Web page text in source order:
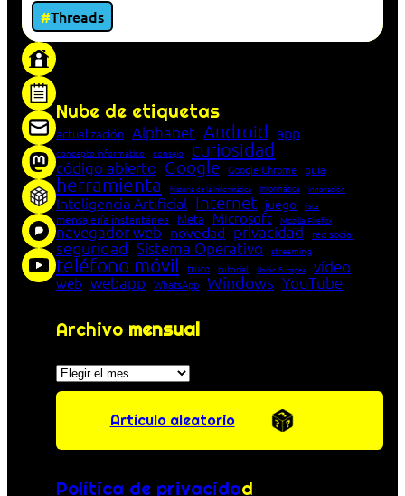
Threads
Nube de etiquetas
actualización Alphabet Android app
concepto informático consejo curiosidad
código abierto Google Google Chrome guía
herramienta historia de la Informática Informática innovación
Inteligencia Artificial Internet juego lista
mensajería instantánea Meta Microsoft Mozilla Firefox
navegador web novedad privacidad red social
seguridad Sistema Operativo streaming
teléfono móvil truco tutorial Unión Europea vídeo
web webapp WhatsApp Windows YouTube
Archivo mensual
Archivos
Artículo aleatorio
Política de privacidad